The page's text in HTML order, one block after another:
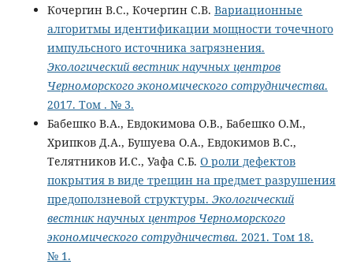
Кочергин В.С., Кочергин С.В. Вариационные
алгоритмы идентификации мощности точечного
импульсного источника загрязнения.
Экологический вестник научных центров
Черноморского экономического сотрудничества.
2017. Том . № 3.
Бабешко В.А., Евдокимова О.В., Бабешко О.М.,
Хрипков Д.А., Бушуева О.А., Евдокимов В.С.,
Телятников И.С., Уафа С.Б. О роли дефектов
покрытия в виде трещин на предмет разрушения
предоползневой структуры. Экологический
вестник научных центров Черноморского
экономического сотрудничества. 2021. Том 18.
№ 1.